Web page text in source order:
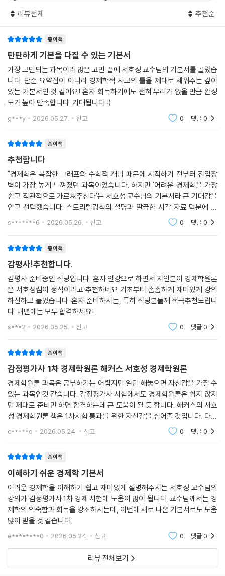
06 소득과 저축
08 계층별 소득분배와 사회보장제도
09 소득분배지표
10 조세의 의미와 종류
11 조세의 귀착
Level 1 OX 연습문제
Level 2 개념완성문제
Level 3 실전연습문제
제7장 후생경제학과 시장실패
02 파레토 효율성
03 사회후생함수
04 애로우의 불가능성 정리와 차선의 이론
05 시장실패와 외부성
06 외부성의 해결방안
07 공공재
Level 1 OX 연습문제
Level 2 개념완성문제
거시경제학
01 국내총생산(GDP)
03 국민총소득(GNI)
04 GDP의 유용성과 한계
05 투자와 저축
06 고전학파의 국민소득 결정이론
07 케인즈의 국민소득 결정이론
08 케인즈의 승수효과
09 소비함수론
Level 1 OX 연습문제
Level 3 실전연습문제
제9장 화폐금융론
01 화폐와 통화
02 금융시장
03 채권
04 화폐의 공급
(2) 필수로 알아 두어야 하는 내용을 "핵심 Check!" 코너로 정리하여, 시
(3) 주제별 중요도를 별(★)로 표시하여 중요내용을 한눈에 파악할 수 있
습니다.
2. 철저한 분석으로 선별한 기출문제 풀이를 통해 학습내용을 점검할 수 있
습니다.
(1) 방금 익힌 이론이 실제 시험에는 어떤 식으로 출제되는지 바로 확인할
수 있도록 [확인문제]가 이론 바로 뒤에 수록되어 있습니다.
(2) 공부한 내용을 제대로 이해하였는지, [OX연습문제]를 풀어보며 바로
점검할 수 있습니다.
(3) [개념완성문제]와 [실전연습문제]를 통하여 이론 학습을 확실히 마무
[해커스 감정평가사ㅣca.Hackers.com]
1. 본 교재 인강(할인쿠폰 수록)
2. 감정평가사 무료 특강
리뷰전체 추천순
종이책
탄탄하게 기본을 다질 수 있는 기본서
가장 고민되는 과목이라 많은 고민 끝에 서호성 교수님의 기본서를 골랐습
니다. 단순 요약집이 아니라 경제학적 사고의 틀을 제대로 세워주는 깊이
있는 기본서인 것 같아요! 혼자 회독하기에도 전혀 무리가 없을 만큼 완성
도가 높아 만족합니다. 기대됩니다 :)
g***y 2026.05.27. 신고 0 댓글0
종이책
추천합니다
"경제학은 복잡한 그래프와 수학적 개념 때문에 시작하기 전부터 진입장
벽이 가장 높게 느껴졌던 과목이었습니다. 하지만 '어려운 경제학을 가장
쉽고 직관적으로 가르쳐주신다'는 서호성 교수님의 기본서라 큰 기대감을
안고 선택했습니다. 스토리텔링식의 설명과 깔끔한 시각 자료 덕분에 저
같은 노베이스 수험생도 끝까지 지치지 않고 흥미롭게 완독할 수 있을 것
s*******6 2026.05.26. 신고 0 댓글0
종이책
감평사!추천합니다.
감평사 준비중인 직딩입니다. 혼자 인강으로 하면서 지인분이 경제학원론
은 서호성쌤이 정석이라고 추천하네요 기초부터 촘촘하게 재미있게 강의
하신하고 들었습니다. 혼자 준비하시는, 특히 직딩분들께 적극추천드립니
다. 내년에는 모두 합격하세요!
s***2 2026.05.25. 신고 0 댓글0
종이책
감정평가사 1차 경제학원론 해커스 서호성 경제학원론
경제학원론 과목은 공부하기는 어렵지만 일단 해놓으면 자신감을 가질 수
있는 과목인것 같습니다. 감정평가사 시험에서도 경제학원론은 쉽지 않지
만 제대로 준비만 하면 합격하는데 큰 도움이 될 듯 합니다. 해커스의 서호
성 경제학원론 책은 1차시험 통과를 위한 자신감을 심어줄 것입니다. 다른
과목도 중요하기 때문에 경제학원론에서 필요한 핵심 부분은 확실하게 가
c*****o 2026.05.24. 신고 0 댓글0
종이책
이해하기 쉬운 경제학 기본서
어려운 경제학을 이해하기 쉽고 재미있게 설명해주시는 서호성 교수님의
강의가 감정평가사 1차 경제 시험에 도움이 많이 됩니다. 교수님께서는 경
제학의 익숙함과 회독을 강조하시는데, 이번에 새로 나온 기본서로도 도움
많이 받을 것 같습니다.
e********0 2026.05.24. 신고 0 댓글0
리뷰 전체보기